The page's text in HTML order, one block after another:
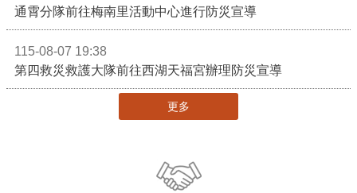
通霄分隊前往梅南里活動中心進行防災宣導
115-08-07 19:38
第四救災救護大隊前往西湖天福宮辦理防災宣導
更多